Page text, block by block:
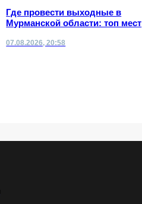
Где провести выходные в
Мурманской области: топ мест
07.08.2026, 20:58